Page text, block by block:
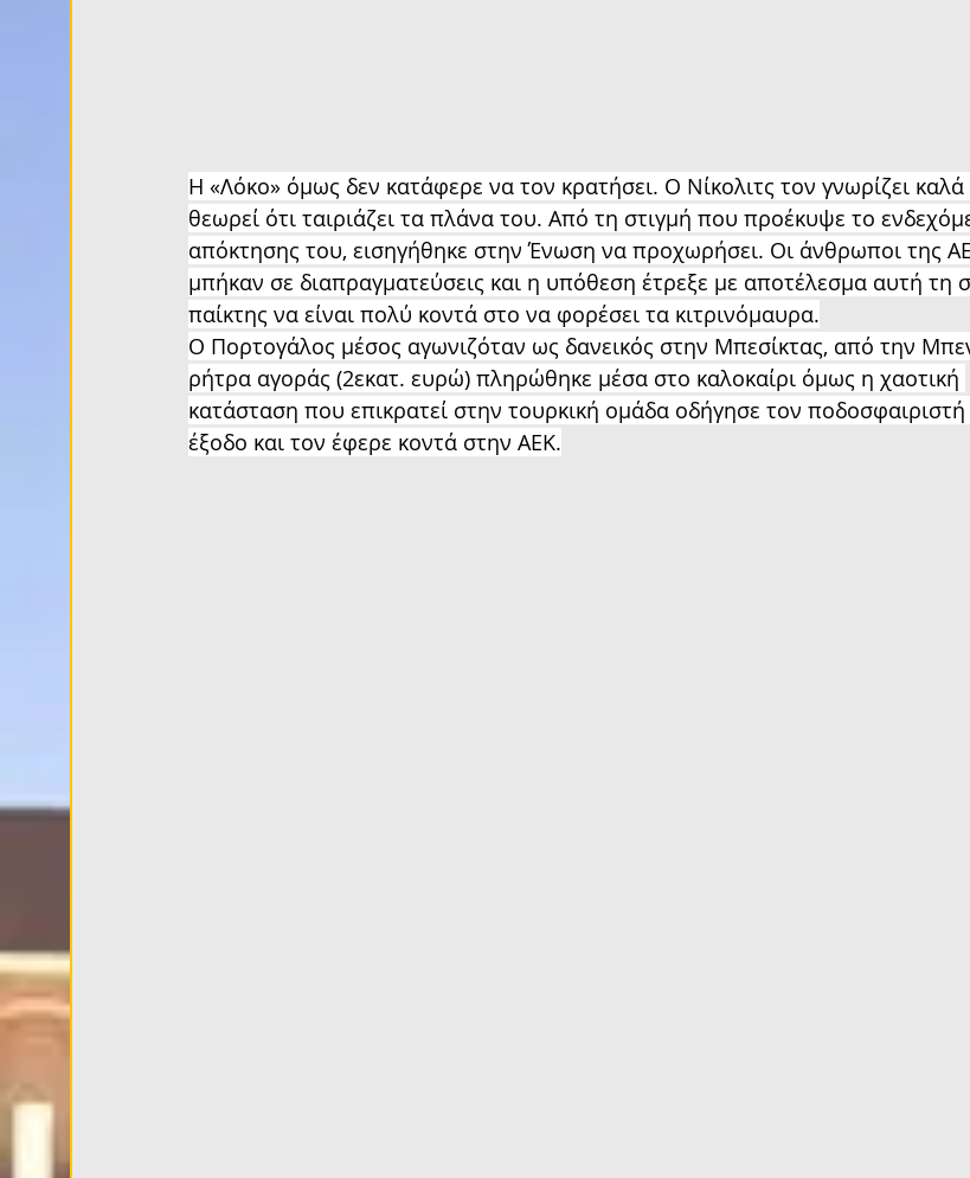
Η «Λόκο» όμως δεν κατάφερε να τον κρατήσει. Ο Νίκολιτς τον γνωρίζει καλά
θεωρεί ότι ταιριάζει τα πλάνα του. Από τη στιγμή που προέκυψε το
απόκτησης του, εισηγήθηκε στην Ένωση να προχωρήσει. Οι άνθρωποι της
μπήκαν σε διαπραγματεύσεις και η υπόθεση έτρεξε με αποτέλεσμα αυτή τη
παίκτης να είναι πολύ κοντά στο να φορέσει τα κιτρινόμαυρα.
Ο Πορτογάλος μέσος αγωνιζόταν ως δανεικός στην Μπεσίκτας, από την
ρήτρα αγοράς (2εκατ. ευρώ) πληρώθηκε μέσα στο καλοκαίρι όμως η χαοτική
κατάσταση που επικρατεί στην τουρκική ομάδα οδήγησε τον
έξοδο και τον έφερε κοντά στην ΑΕΚ.